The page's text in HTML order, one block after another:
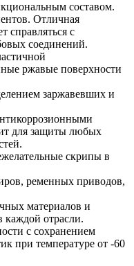
составом.
Отличная
справляться с
соединений.
ржавые поверхности
заржавевших и
для защиты любых
скрипы в
ременных приводов,
материалов и
каждой отрасли.
с сохранением
при температуре от -60